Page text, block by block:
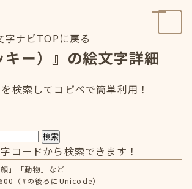
字ナビTOPに戻る
キー）』の絵文字詳細
検索してコピペで簡単利用！
検索
コードから検索できます！
」「動物」など
（#の後ろにUnicode）